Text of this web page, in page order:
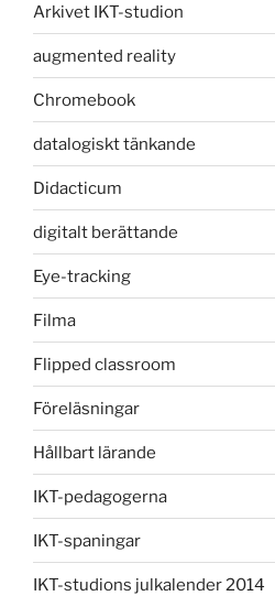
Arkivet IKT-studion
augmented reality
Chromebook
datalogiskt tänkande
Didacticum
digitalt berättande
Eye-tracking
Filma
Flipped classroom
Föreläsningar
Hållbart lärande
IKT-pedagogerna
IKT-spaningar
IKT-studions julkalender 2014